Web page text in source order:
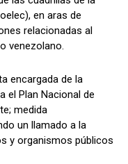
en aras de
relacionadas al
venezolano.
encargada de la
el Plan Nacional de
medida
un llamado a la
y organismos públicos